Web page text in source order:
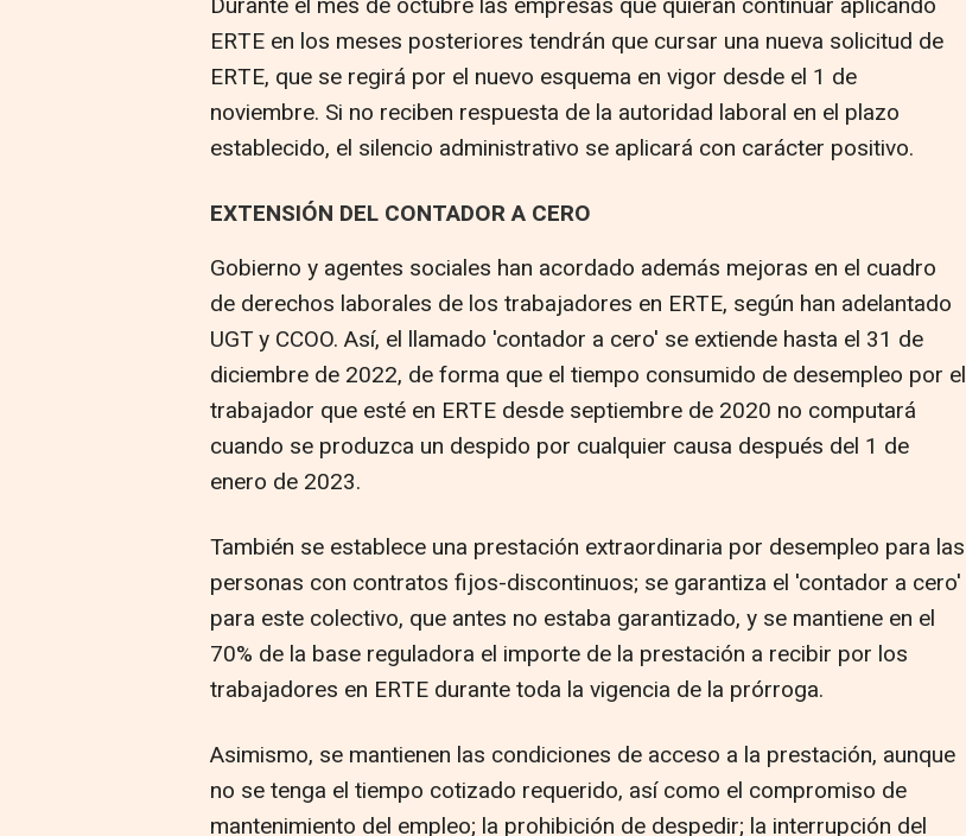
ERTE en los meses posteriores tendrán que cursar una nueva solicitud de
ERTE, que se regirá por el nuevo esquema en vigor desde el 1 de
noviembre. Si no reciben respuesta de la autoridad laboral en el plazo
establecido, el silencio administrativo se aplicará con carácter positivo.
EXTENSIÓN DEL CONTADOR A CERO
Gobierno y agentes sociales han acordado además mejoras en el cuadro
de derechos laborales de los trabajadores en ERTE, según han adelantado
UGT y CCOO. Así, el llamado 'contador a cero' se extiende hasta el 31 de
diciembre de 2022, de forma que el tiempo consumido de desempleo por el
trabajador que esté en ERTE desde septiembre de 2020 no computará
cuando se produzca un despido por cualquier causa después del 1 de
enero de 2023.
También se establece una prestación extraordinaria por desempleo para las
personas con contratos fijos-discontinuos; se garantiza el 'contador a cero'
para este colectivo, que antes no estaba garantizado, y se mantiene en el
70% de la base reguladora el importe de la prestación a recibir por los
trabajadores en ERTE durante toda la vigencia de la prórroga.
Asimismo, se mantienen las condiciones de acceso a la prestación, aunque
no se tenga el tiempo cotizado requerido, así como el compromiso de
mantenimiento del empleo; la prohibición de despedir; la interrupción del